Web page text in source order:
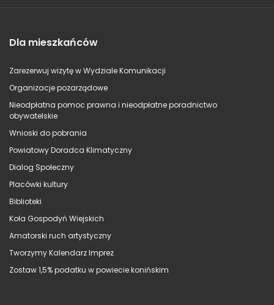
Dla mieszkańców
Zarezerwuj wizytę w Wydziale Komunikacji
Organizacje pozarządowe
Nieodpłatna pomoc prawna i nieodpłatne poradnictwo
obywatelskie
Wnioski do pobrania
Powiatowy Doradca Klimatyczny
Dialog Społeczny
Placówki kultury
Biblioteki
Koła Gospodyń Wiejskich
Amatorski ruch artystyczny
Tworzymy Kalendarz Imprez
Zostaw 1,5% podatku w powiecie konińskim